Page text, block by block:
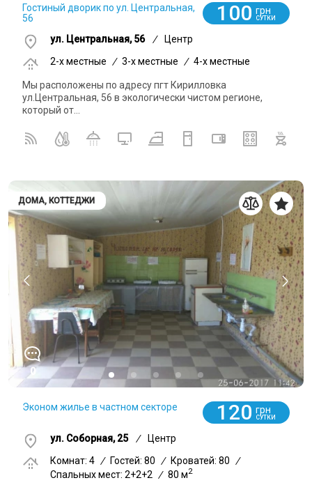
Гостиный дворик по ул. Центральная,
56
100 грн
СУТКИ
ул. Центральная, 56 /
Центр
2-x местные / 3-x местные / 4-x местные
Мы расположены по адресу пгт Кирилловка
ул.Центральная, 56 в экологически чистом регионе,
который от...
ДОМА, КОТТЕДЖИ
0
Эконом жилье в частном секторе 120 грн
СУТКИ
ул. Соборная, 25 /
Центр
Комнат: 4 / Гостей: 80 / Кроватей: 80
/
Спальных мест: 2+2+2
/ 80 м2